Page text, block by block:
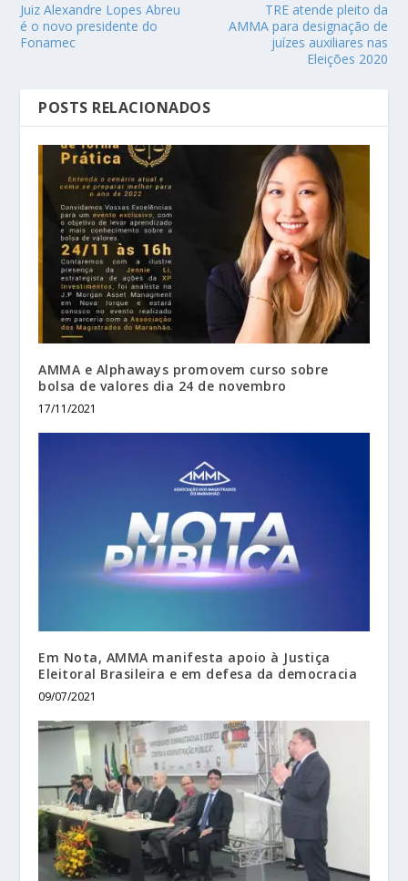
Juiz Alexandre Lopes Abreu
é o novo presidente do
Fonamec
TRE atende pleito da
AMMA para designação de
juízes auxiliares nas
Eleições 2020
POSTS RELACIONADOS
AMMA e Alphaways promovem curso sobre
bolsa de valores dia 24 de novembro
17/11/2021
Em Nota, AMMA manifesta apoio à Justiça
Eleitoral Brasileira e em defesa da democracia
09/07/2021